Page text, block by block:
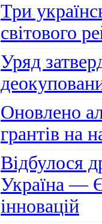
Три
світового
Уряд
Оновлено
грантів на
Відбулося
Україна —
інновацій